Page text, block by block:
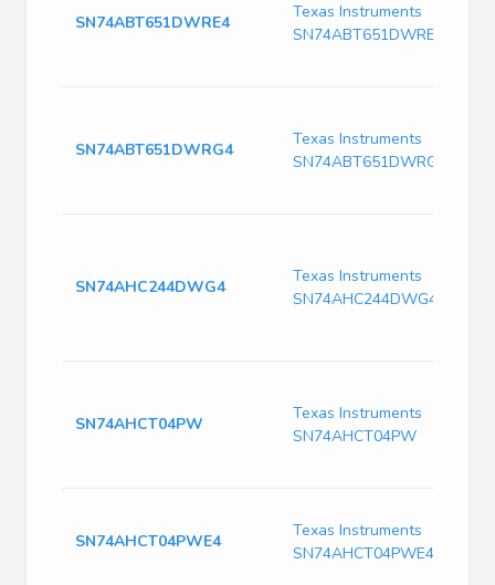
SN74ABT651DWRE4
Texas Instruments
SN74ABT651DWRE4
SN74ABT651DWRG4
Texas Instruments
SN74ABT651DWRG4
SN74AHC244DWG4
Texas Instruments
SN74AHC244DWG4
SN74AHCT04PW
Texas Instruments
SN74AHCT04PW
SN74AHCT04PWE4
Texas Instruments
SN74AHCT04PWE4